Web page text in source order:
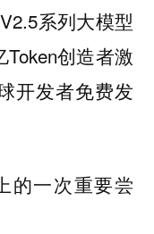
系列大模型
创造者激
开发者免费发
的一次重要尝